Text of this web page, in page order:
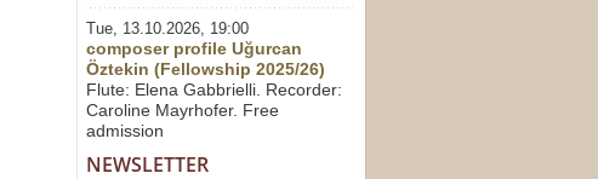
Tue, 13.10.2026, 19:00
composer profile Uğurcan
Öztekin (Fellowship 2025/26)
Flute: Elena Gabbrielli. Recorder:
Caroline Mayrhofer. Free
admission
NEWSLETTER